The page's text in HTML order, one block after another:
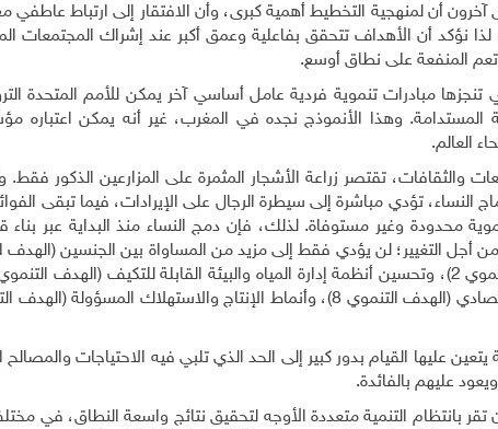
آخرون أن لمنهجية التخطيط أهمية كبرى، وأن الافتقار إلى ارتباط
لذا نؤكد أن الأهداف تتحقق بفاعلية وعمق أكبر عند إشراك المجتمعات
المنفعة على نطاق أوسع.
تنجزها مبادرات تنموية فردية عامل أساسي آخر يمكن للأمم المتحدة
وهذا الأنموذج نجده في المغرب، غير أنه يمكن اعتباره
العالم.
والثقافات، تقتصر زراعة الأشجار المثمرة على المزارعين الذكور
النساء، تؤدي مباشرة إلى سيطرة الرجال على الإيرادات، فيما تبقى
محدودة وغير مستوفاة. لذلك، فإن دمج النساء منذ البداية عبر بناء
عليها القيام بدور كبير إلى الحد الذي تلبي فيه الاحتياجات
عليهم بالفائدة.
بانتظام التنمية متعددة الأوجه لتحقيق نتائج واسعة النطاق، في